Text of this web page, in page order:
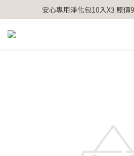
【官網獨家】首次消費 不限金額
安心專用淨化包10入X3 原價
氣場淨化全系列